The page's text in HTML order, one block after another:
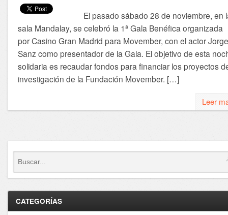
El pasado sábado 28 de noviembre, en
sala Mandalay, se celebró la 1ª Gala Benéfica organizada
por Casino Gran Madrid para Movember, con el actor Jorge
Sanz como presentador de la Gala. El objetivo de esta
solidaria es recaudar fondos para financiar los proyectos
investigación de la Fundación Movember. […]
Leer
CATEGORÍAS